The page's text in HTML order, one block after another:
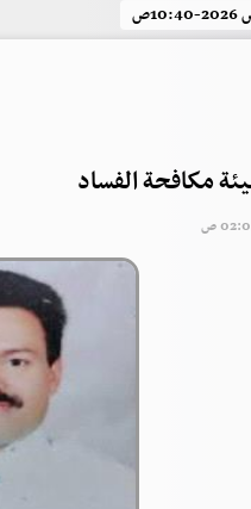
مكافحة الفساد